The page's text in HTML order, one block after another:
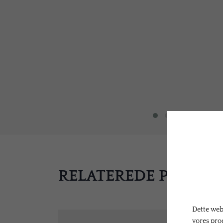
RELATEREDE
Dette
vores